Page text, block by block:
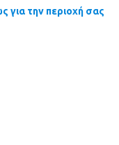
για την περιοχή σας